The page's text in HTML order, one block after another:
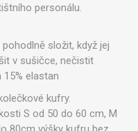
personálu.
složit, když jej
v sušičce, nečistit
15% elastan
kufry.
S od 50 do 60 cm, M